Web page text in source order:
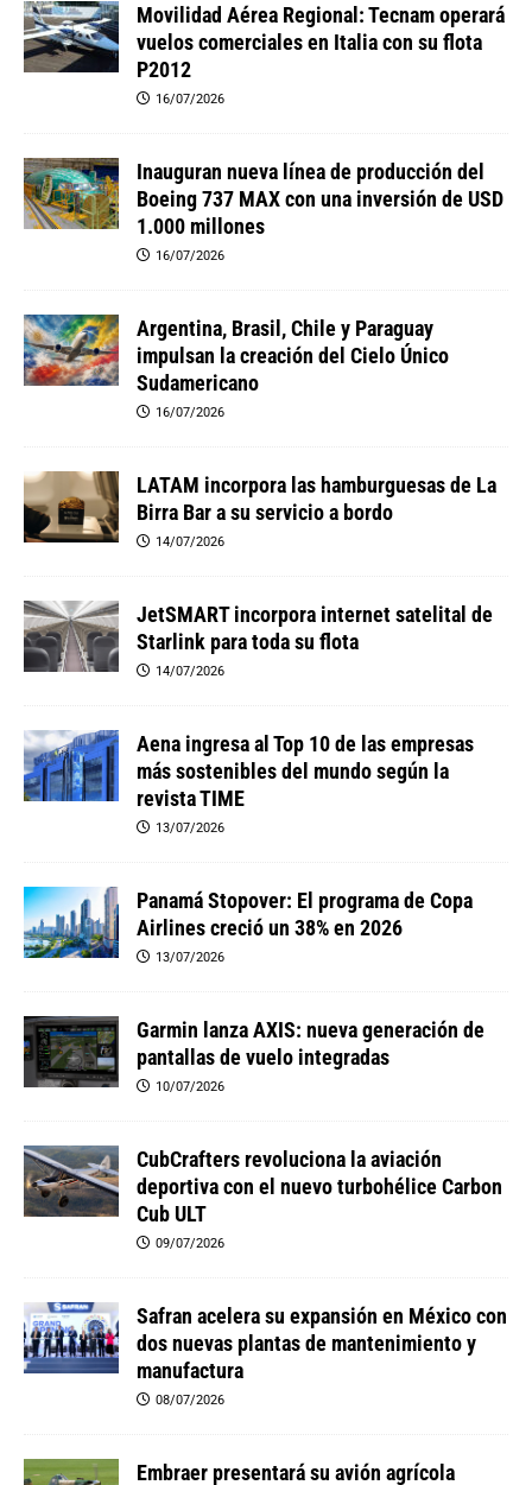
Movilidad Aérea Regional: Tecnam operará
vuelos comerciales en Italia con su flota
P2012
16/07/2026
Inauguran nueva línea de producción del
Boeing 737 MAX con una inversión de USD
1.000 millones
16/07/2026
Argentina, Brasil, Chile y Paraguay
impulsan la creación del Cielo Único
Sudamericano
16/07/2026
LATAM incorpora las hamburguesas de La
Birra Bar a su servicio a bordo
14/07/2026
JetSMART incorpora internet satelital de
Starlink para toda su flota
14/07/2026
Aena ingresa al Top 10 de las empresas
más sostenibles del mundo según la
revista TIME
13/07/2026
Panamá Stopover: El programa de Copa
Airlines creció un 38% en 2026
13/07/2026
Garmin lanza AXIS: nueva generación de
pantallas de vuelo integradas
10/07/2026
CubCrafters revoluciona la aviación
deportiva con el nuevo turbohélice Carbon
Cub ULT
09/07/2026
Safran acelera su expansión en México con
dos nuevas plantas de mantenimiento y
manufactura
08/07/2026
Embraer presentará su avión agrícola